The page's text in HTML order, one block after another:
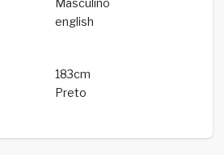
Masculino
english
183cm
Preto